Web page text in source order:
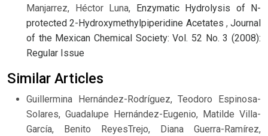
Manjarrez, Héctor Luna,
Enzymatic Hydrolysis of N-
protected 2-Hydroxymethylpiperidine Acetates , Journal
of the Mexican Chemical Society: Vol. 52 No. 3 (2008):
Regular Issue
Similar Articles
Guillermina Hernández-Rodríguez, Teodoro Espinosa-
Solares, Guadalupe Hernández-Eugenio, Matilde Villa-
García, Benito ReyesTrejo, Diana Guerra-Ramírez,